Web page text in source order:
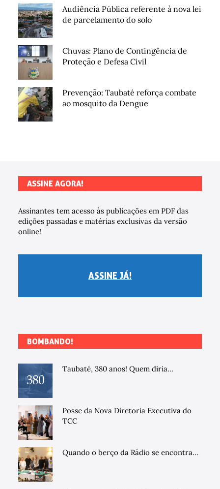
Audiência Pública referente à nova lei
de parcelamento do solo
Chuvas: Plano de Contingência de
Proteção e Defesa Civil
Prevenção: Taubaté reforça combate
ao mosquito da Dengue
ASSINE AGORA!
Assinantes tem acesso às publicações em PDF das
edições passadas e matérias exclusivas da versão
online!
ASSINE JÁ!
BOMBANDO!
Taubaté, 380 anos! Quem diria...
Posse da Nova Diretoria Executiva do
TCC
Quando o berço da Rádio se encontra...